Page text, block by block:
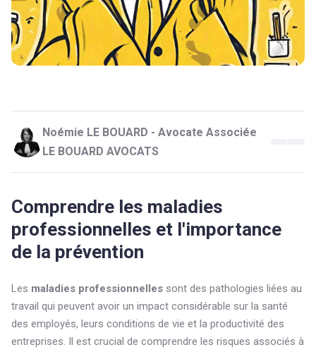
Noémie LE BOUARD - Avocate Associée
LE BOUARD AVOCATS
Comprendre les maladies
professionnelles et l'importance
de la prévention
Les maladies professionnelles sont des pathologies liées au
travail qui peuvent avoir un impact considérable sur la santé
des employés, leurs conditions de vie et la productivité des
entreprises. Il est crucial de comprendre les risques associés à